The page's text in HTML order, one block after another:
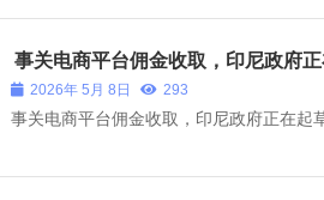
事关电商平台佣金收取，印尼政府
2026年 5月 8日 293
事关电商平台佣金收取，印尼政府正在起